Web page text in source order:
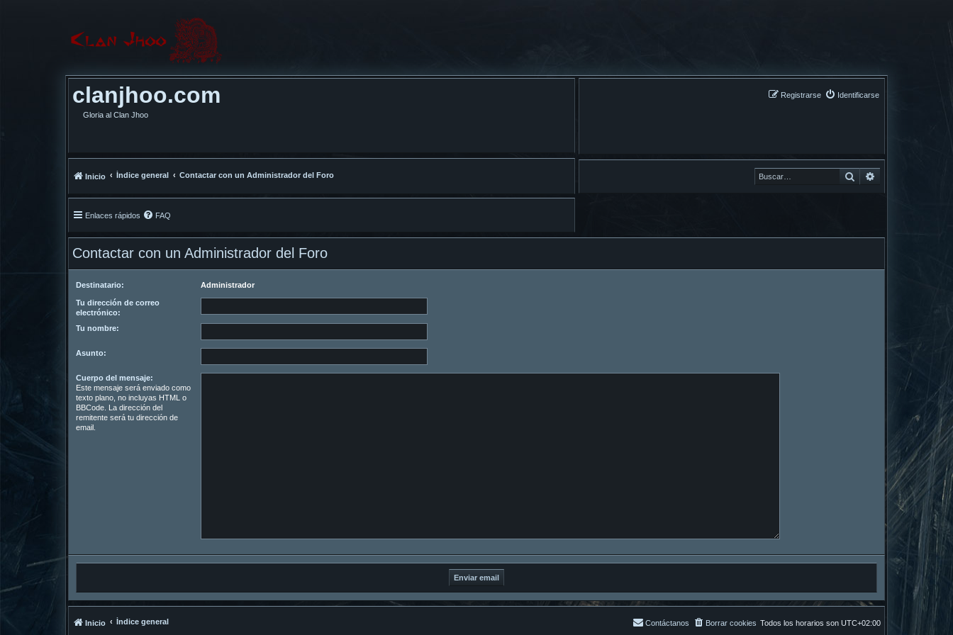
clanjhoo.com
Gloria al Clan Jhoo
Identificarse
Registrarse
Buscar
Inicio Índice general Contactar con un Administrador del Foro
Enlaces rápidos FAQ
Contactar con un Administrador del Foro
Destinatario: Administrador
Tu dirección de correo
electrónico:
Tu nombre:
Asunto:
Cuerpo del mensaje:
Este mensaje será enviado como
texto plano, no incluyas HTML o
BBCode. La dirección del
remitente será tu dirección de
email.
Inicio Índice general Todos los horarios son UTC+02:00
Borrar cookies
Contáctanos